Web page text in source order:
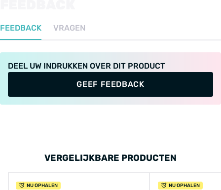
FEEDBACK VRAGEN
DEEL UW INDRUKKEN OVER DIT PRODUCT
GEEF FEEDBACK
VERGELIJKBARE PRODUCTEN
NU OPHALEN NU OPHALEN